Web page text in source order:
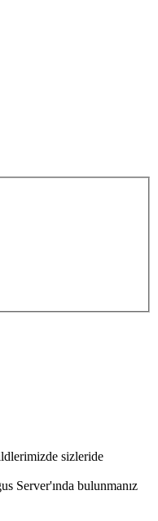
sizleride
Server'ında bulunmanız